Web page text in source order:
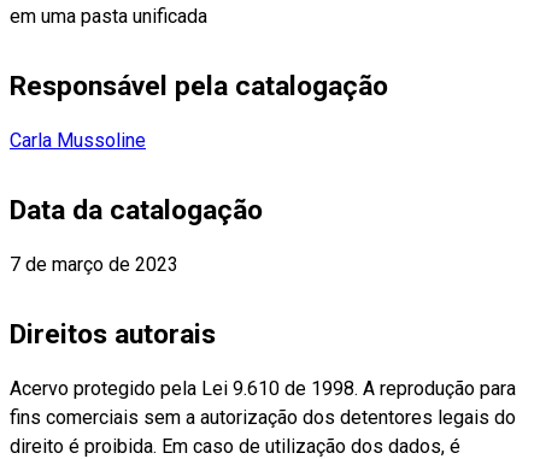
em uma pasta unificada
Responsável pela catalogação
Carla Mussoline
Data da catalogação
7 de março de 2023
Direitos autorais
Acervo protegido pela Lei 9.610 de 1998. A reprodução para
fins comerciais sem a autorização dos detentores legais do
direito é proibida. Em caso de utilização dos dados, é